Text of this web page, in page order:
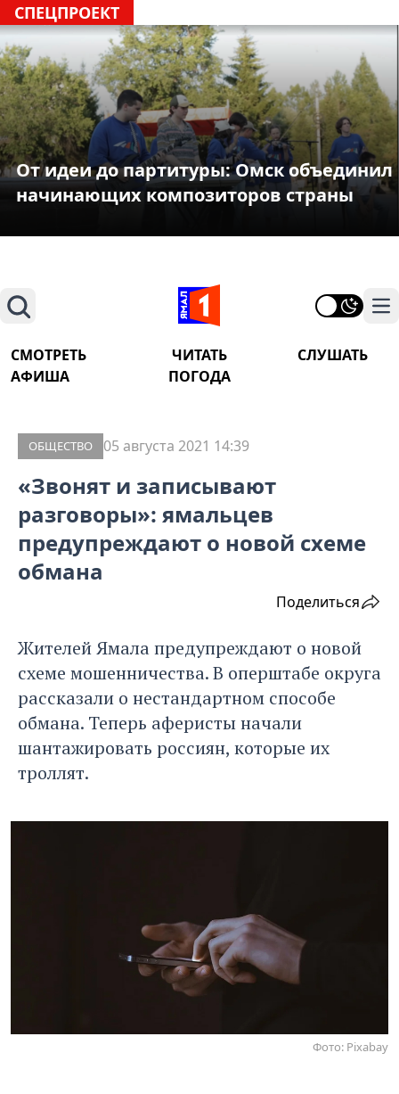
СПЕЦПРОЕКТ
От идеи до партитуры: Омск объединил
начинающих композиторов страны
Поиск
СМОТРЕТЬ ЧИТАТЬ
СЛУШАТЬ
АФИША
ПОГОДА
ОБЩЕСТВО 05 августа 2021 14:39
«Звонят и записывают
разговоры»: ямальцев
предупреждают о новой схеме
обмана
Поделиться
Жителей Ямала предупреждают о новой
схеме мошенничества. В оперштабе округа
рассказали о нестандартном способе
обмана. Теперь аферисты начали
шантажировать россиян, которые их
троллят.
Фото: Pixabay